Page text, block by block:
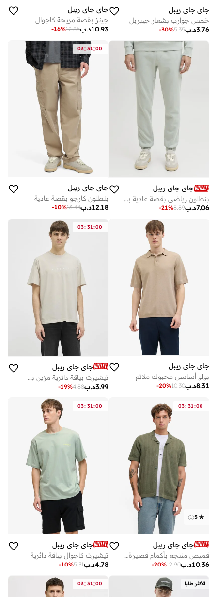
جاي جاي ريبل
خمس جوارب بشعار جيبربل
د.ب3.76
5.35
-30%
جاي جاي ريبل
جينز بقصة مريحة كاجوال
د.ب10.93
12.86
-16%
جاي جاي ريبل
بنطلون رياضي بقصة عادية برباط شعار
د.ب7.06
8.89
-21%
03: 31:00
جاي جاي ريبل
بنطلون كارجو بقصة عادية
د.ب12.18
13.44
-10%
جاي جاي ريبل
بولو أساسي محبوك ملائم
د.ب8.31
10.30
-20%
03: 31:00
جاي جاي ريبل
تيشيرت بياقة دائرية مزين بشعار العلامة التجارية
د.ب3.99
4.88
-19%
03: 31:00
5
(
1
)
جاي جاي ريبل
قميص منتجع بأكمام قصيرة بقصة ضيقة كاجوال
د.ب10.36
12.90
-20%
03: 31:00
جاي جاي ريبل
تيشيرت كاجوال بياقة دائرية
د.ب4.78
5.31
-10%
الأكثر طلبا 03: 31:00